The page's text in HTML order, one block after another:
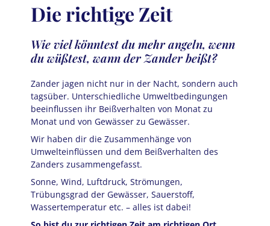
Die richtige Zeit
Wie viel könntest du mehr angeln, wenn
du wüßtest, wann der Zander beißt?
Zander jagen nicht nur in der Nacht, sondern auch
tagsüber. Unterschiedliche Umweltbedingungen
beeinflussen ihr Beißverhalten von Monat zu
Monat und von Gewässer zu Gewässer.
Wir haben dir die Zusammenhänge von
Umwelteinflüssen und dem Beißverhalten des
Zanders zusammengefasst.
Sonne, Wind, Luftdruck, Strömungen,
Trübungsgrad der Gewässer, Sauerstoff,
Wassertemperatur etc. – alles ist dabei!